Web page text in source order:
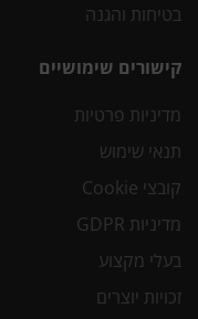
בטיחות והגנה
קישורים שימושיים
מדיניות פרטיות
תנאי שימוש
קובצי Cookie
מדיניות GDPR
בעלי מקצוע
זכויות יוצרים